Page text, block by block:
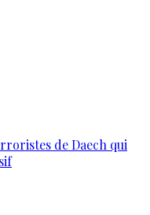
de Daech qui